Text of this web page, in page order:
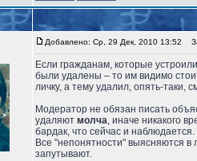
Добавлено: Ср, 29 Дек, 2010 13:52
Если гражданам, которые
были удалены – то им видимо
личку, а тему удалил, опять-таки,
Модератор не обязан писать
удаляют молча, иначе никакого
бардак, что сейчас и наблюдается.
Все "непонятности" выясняются
запутывают.